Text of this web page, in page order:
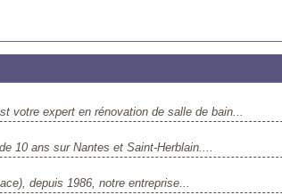
votre expert en rénovation de salle de bain...
10 ans sur Nantes et Saint-Herblain....
depuis 1986, notre entreprise...